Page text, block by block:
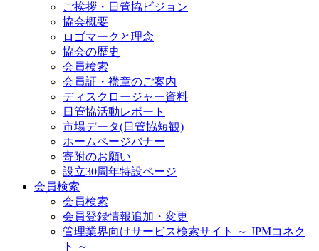
ご挨拶・日管協ビジョン
協会概要
ロゴマークと理念
協会の歴史
会員検索
会員証・襟章のご案内
ディスクロージャー資料
日管協活動レポート
市場データ(日管協短観)
ホームページバナー
寄附のお願い
設立30周年特設ページ
会員検索
会員検索
会員登録情報追加・変更
管理業界向けサービス検索サイト ～ JPMコネク
ト ～